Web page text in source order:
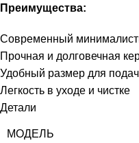
Преимущества:
Современный
Прочная и долговечная
Удобный размер для
Легкость в уходе и чистке
Детали
МОДЕЛЬ